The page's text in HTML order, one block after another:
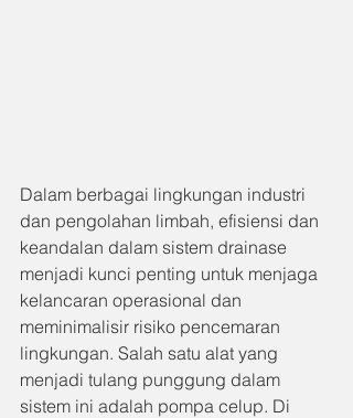
Dalam berbagai lingkungan industri
dan pengolahan limbah, efisiensi dan
keandalan dalam sistem drainase
menjadi kunci penting untuk menjaga
kelancaran operasional dan
meminimalisir risiko pencemaran
lingkungan. Salah satu alat yang
menjadi tulang punggung dalam
sistem ini adalah pompa celup. Di